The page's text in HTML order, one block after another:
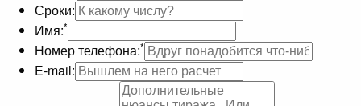
Сроки:
Имя:*
Номер телефона:*
E-mail: